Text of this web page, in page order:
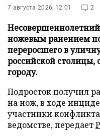
7 августа 2026, 12:01 2
ножевым ранением
переросшего в
российской
городу.
Подросток получил
на нож, в ходе
участники
ведомстве, передает